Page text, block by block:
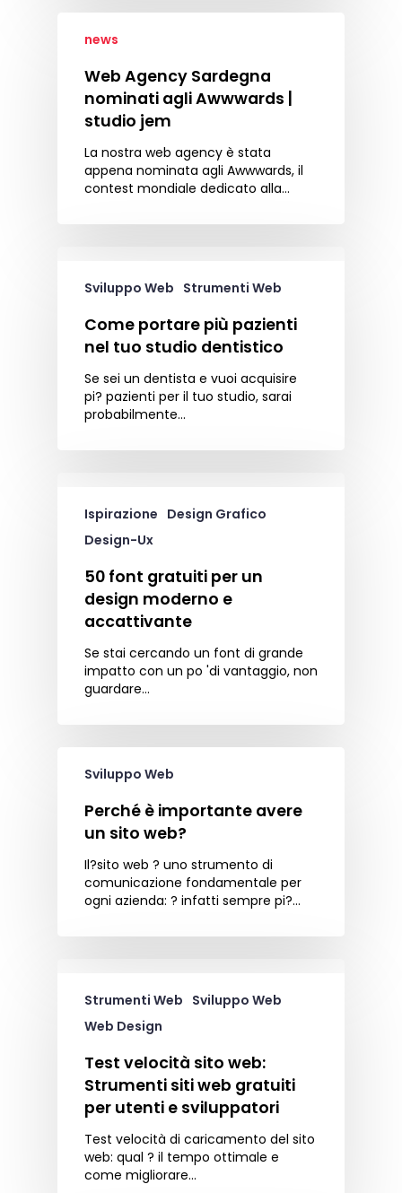
news
Web Agency Sardegna
nominati agli Awwwards |
studio jem
La nostra web agency è stata
appena nominata agli Awwwards, il
contest mondiale dedicato alla…
Sviluppo Web Strumenti Web
Come portare più pazienti
nel tuo studio dentistico
Se sei un dentista e vuoi acquisire
pi? pazienti per il tuo studio, sarai
probabilmente…
Ispirazione Design Grafico
Design-Ux
50 font gratuiti per un
design moderno e
accattivante
Se stai cercando un font di grande
impatto con un po 'di vantaggio, non
guardare…
Sviluppo Web
Perché è importante avere
un sito web?
Il?sito web ? uno strumento di
comunicazione fondamentale per
ogni azienda: ? infatti sempre pi?…
Strumenti Web Sviluppo Web
Web Design
Test velocità sito web:
Strumenti siti web gratuiti
per utenti e sviluppatori
Test velocità di caricamento del sito
web: qual ? il tempo ottimale e
come migliorare…